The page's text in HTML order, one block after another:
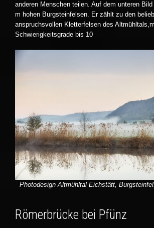
anderen Menschen teilen. Auf dem unteren
m hohen Burgsteinfelsen. Er zählt zu den
anspruchsvollen Kletterfelsen des
Schwierigkeitsgrade bis 10
Photodesign Altmühltal Eichstätt,
Römerbrücke bei Pfünz